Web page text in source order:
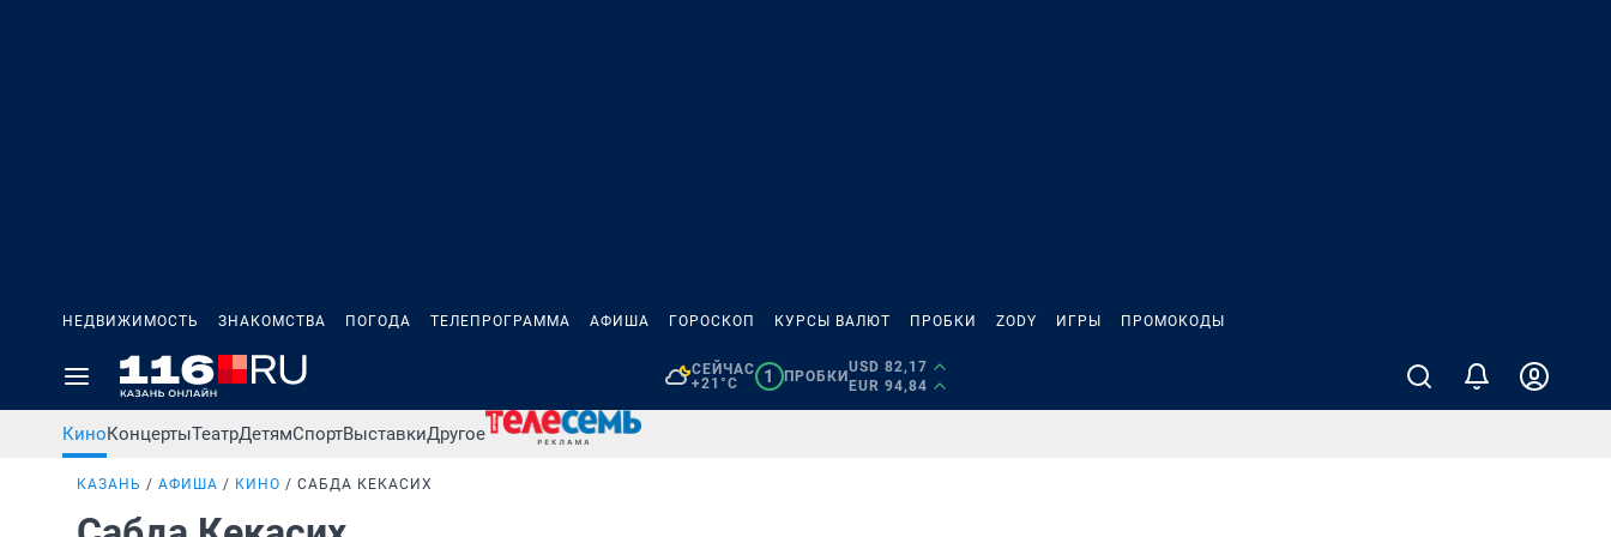
НЕДВИЖИМОСТЬ ЗНАКОМСТВА ПОГОДА ТЕЛЕПРОГРАММА АФИША ГОРОСКОП КУРСЫ ВАЛЮТ ПРОБКИ ZODY ИГРЫ ПРОМОКОДЫ
СЕЙЧАС
+21°C
1 ПРОБКИ
USD 82,17
EUR 94,84
КиноКонцертыТеатрДетямСпортВыставкиДругое
КАЗАНЬ АФИША КИНО САБДА КЕКАСИХ